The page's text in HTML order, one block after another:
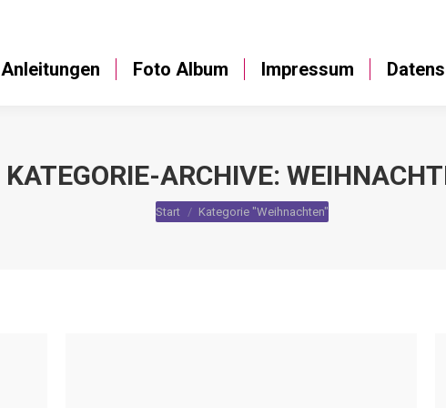
Anleitungen Foto Album Impressum
KATEGORIE-ARCHIVE:
Sie befinden sich hier:
Start Kategorie "Weihnachten"